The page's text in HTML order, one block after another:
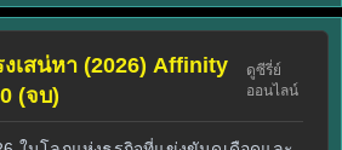
เสน่หา (2026) Affinity
(จบ)
ดูซีรี่ย์
ออนไลน์